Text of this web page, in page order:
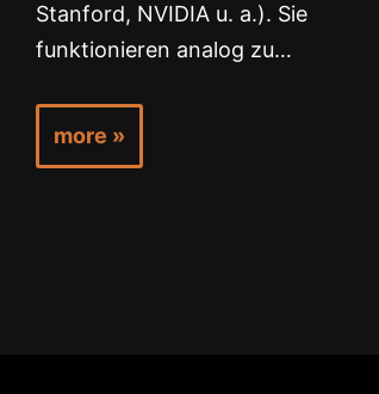
Stanford, NVIDIA u. a.). Sie
funktionieren analog zu…
more »